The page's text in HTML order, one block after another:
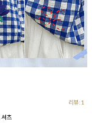
리뷰:1
츠